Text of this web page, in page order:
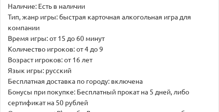
Наличие: Есть в наличии
Тип, жанр игры: быстрая карточная алкогольная игра для
компании
Время игры: от 15 до 60 минут
Количество игроков: от 4 до 9
Возраст игроков: от 16 лет
Язык игры: русский
Бесплатная доставка по городу: включена
Бонусы при покупке: Бесплатный прокат на 5 дней, либо
сертификат на 50 рублей